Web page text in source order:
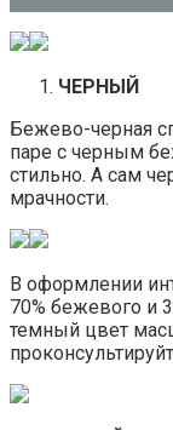
ЧЕРНЫЙ
Бежево-черная
паре с черным
стильно. А сам
мрачности.
В оформлении
70% бежевого и
темный цвет